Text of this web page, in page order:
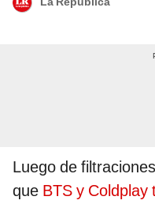
Luego de
que BTS y Coldplay